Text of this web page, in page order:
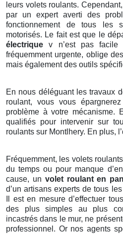
leurs volets roulants.
par un expert averti des
fonctionnement de tous les
motorisés. Le fait est que le
électrique v n’est pas facile
fréquemment urgente, oblige
mais également des outils
En nous déléguant les travaux
roulant, vous vous
problème à votre mécanisme.
qualifiés pour intervenir sur
roulants sur Montlhery. En plus,
Fréquemment, les volets
du temps ou pour manque
cause, un volet roulant en
d’un artisans experts de tous
Il est en mesure d’effectuer
des plus simples au plus
incastrés dans le mur, ne
professionnel. Or nos agents